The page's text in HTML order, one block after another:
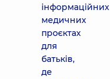
інформаційних
медичних
проєктах
для
батьків,
де